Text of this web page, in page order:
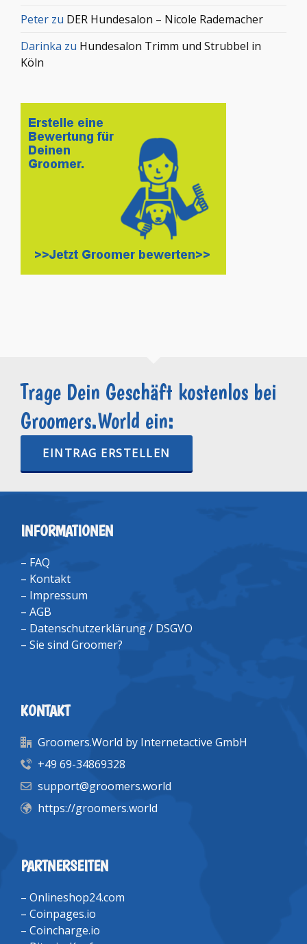
Peter zu DER Hundesalon – Nicole Rademacher
Darinka zu Hundesalon Trimm und Strubbel in
Köln
Trage Dein Geschäft kostenlos bei
Groomers.World ein:
EINTRAG ERSTELLEN
INFORMATIONEN
– FAQ
– Kontakt
– Impressum
– AGB
– Datenschutzerklärung / DSGVO
– Sie sind Groomer?
KONTAKT
Groomers.World by Internetactive GmbH
+49 69-34869328
support@groomers.world
https://groomers.world
PARTNERSEITEN
– Onlineshop24.com
– Coinpages.io
– Coincharge.io